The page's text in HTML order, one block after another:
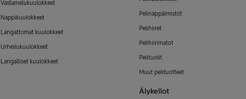
Vastamelukuulokkeet
Nappikuulokkeet
Langattomat kuulokkeet
Urheilukuulokkeet
Langalliset kuulokkeet
Pelinäppäimistöt
Pelihiiret
Pelihiirimatot
Pelituolit
Muut pelituotteet
Älykellot